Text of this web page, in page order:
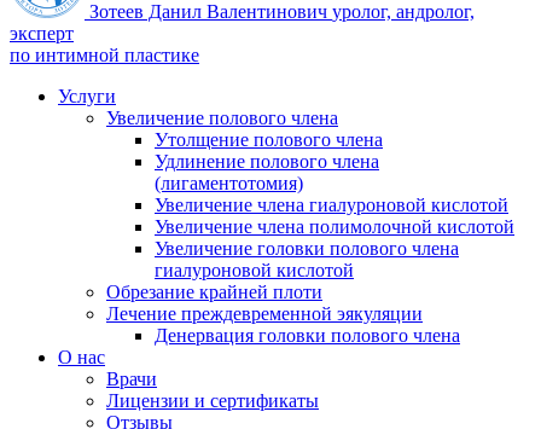
Зотеев Данил Валентинович уролог, андролог,
эксперт
по интимной пластике
Услуги
Увеличение полового члена
Утолщение полового члена
Удлинение полового члена
(лигаментотомия)
Увеличение члена гиалуроновой кислотой
Увеличение члена полимолочной кислотой
Увеличение головки полового члена
гиалуроновой кислотой
Обрезание крайней плоти
Лечение преждевременной эякуляции
Денервация головки полового члена
О нас
Врачи
Лицензии и сертификаты
Отзывы